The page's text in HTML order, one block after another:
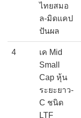
ไทยสมอ
ล-มิดแคป
ปันผล
4
เค Mid
Small
Cap หุ้น
ระยะยาว-
C ชนิด
LTF